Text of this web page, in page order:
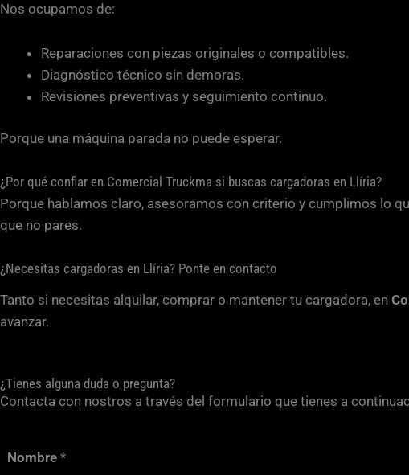
Nos ocupamos de:
Reparaciones con piezas originales o compatibles.
Diagnóstico técnico sin demoras.
Revisiones preventivas y seguimiento continuo.
Porque una máquina parada no puede esperar.
¿Por qué confiar en Comercial Truckma si buscas cargadoras en Llíria?
Porque hablamos claro, asesoramos con criterio y cumplimos lo
que no pares.
¿Necesitas cargadoras en Llíria? Ponte en contacto
Tanto si necesitas alquilar, comprar o mantener tu cargadora, en
avanzar.
¿Tienes alguna duda o pregunta?
Contacta con nostros a través del formulario que tienes a
Nombre *